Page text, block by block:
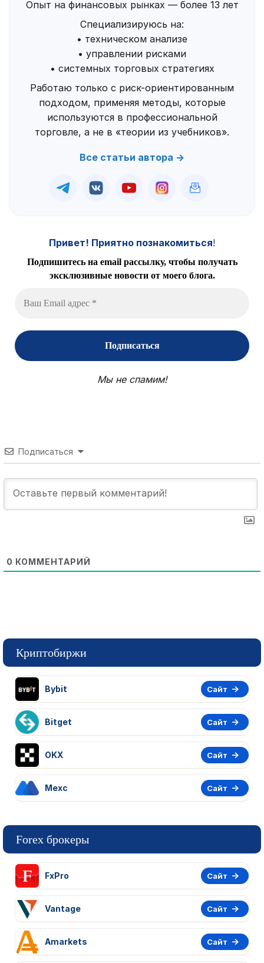
Опыт на финансовых рынках — более 13 лет
Специализируюсь на:
• техническом анализе
• управлении рисками
• системных торговых стратегиях
Работаю только с риск-ориентированным
подходом, применяя методы, которые
используются в профессиональной
торговле, а не в «теории из учебников».
Все статьи автора →
Привет! Приятно познакомиться!
Подпишитесь на email рассылку, чтобы получать
эксклюзивные новости от моего блога.
Мы не спамим!
Подписаться
0 КОММЕНТАРИЙ
Криптобиржи
Bybit Сайт
Bitget Сайт
OKX Сайт
Mexc Сайт
Forex брокеры
FxPro Сайт
Vantage Сайт
Amarkets Сайт